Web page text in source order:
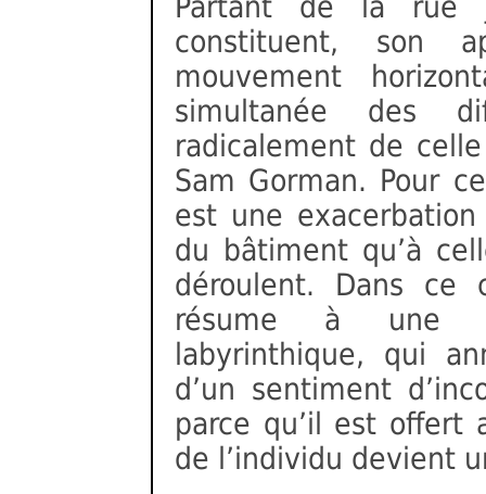
constituent, son
mouvement
simultanée des
radicalement de
Sam Gorman. Pour
est une
du bâtiment qu’à
déroulent. Dans ce
résume à une
labyrinthique, qui
d’un sentiment
parce qu’il est offert
de l’individu devient